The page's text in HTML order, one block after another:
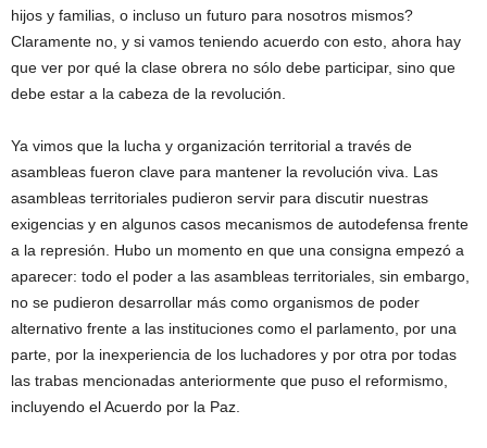
hijos y familias, o incluso un futuro para nosotros mismos?
Claramente no, y si vamos teniendo acuerdo con esto, ahora hay
que ver por qué la clase obrera no sólo debe participar, sino que
debe estar a la cabeza de la revolución.
Ya vimos que la lucha y organización territorial a través de
asambleas fueron clave para mantener la revolución viva. Las
asambleas territoriales pudieron servir para discutir nuestras
exigencias y en algunos casos mecanismos de autodefensa frente
a la represión. Hubo un momento en que una consigna empezó a
aparecer: todo el poder a las asambleas territoriales, sin embargo,
no se pudieron desarrollar más como organismos de poder
alternativo frente a las instituciones como el parlamento, por una
parte, por la inexperiencia de los luchadores y por otra por todas
las trabas mencionadas anteriormente que puso el reformismo,
incluyendo el Acuerdo por la Paz.